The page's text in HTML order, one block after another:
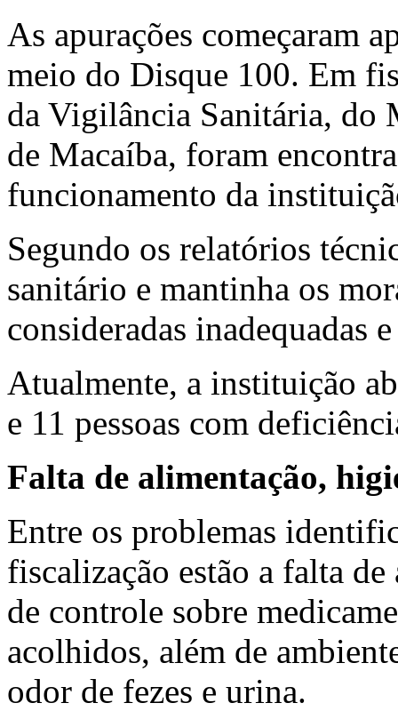
As apurações começaram
meio do Disque 100. Em
da Vigilância Sanitária, do
de Macaíba, foram
funcionamento da
Segundo os relatórios
sanitário e mantinha os
consideradas inadequadas
Atualmente, a instituição
e 11 pessoas com
Falta de alimentação,
Entre os problemas
fiscalização estão a falta
de controle sobre
acolhidos, além de
odor de fezes e urina.